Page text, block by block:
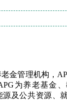
金管理机构，
为养老基金
源及公共资源、